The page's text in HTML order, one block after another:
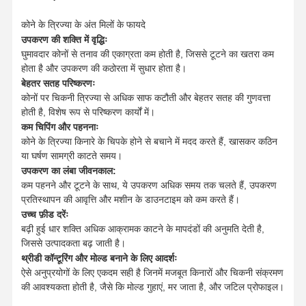
घर उत्पादों हमारे बारे में फ़ैक्टरी टूर
कोने के त्रिज्या के अंत मिलों के फायदे
उपकरण की शक्ति में वृद्धिः
घुमावदार कोनों से तनाव की एकाग्रता कम होती है, जिससे टूटने का खतरा कम
होता है और उपकरण की कठोरता में सुधार होता है।
बेहतर सतह परिष्करणः
कोनों पर चिकनी त्रिज्या से अधिक साफ कटौती और बेहतर सतह की गुणवत्ता
होती है, विशेष रूप से परिष्करण कार्यों में।
कम चिपिंग और पहननाः
कोने के त्रिज्या किनारे के चिपके होने से बचाने में मदद करते हैं, खासकर कठिन
या घर्षण सामग्री काटते समय।
उपकरण का लंबा जीवनकाल:
कम पहनने और टूटने के साथ, ये उपकरण अधिक समय तक चलते हैं, उपकरण
प्रतिस्थापन की आवृत्ति और मशीन के डाउनटाइम को कम करते हैं।
उच्च फ़ीड दरेंः
बढ़ी हुई धार शक्ति अधिक आक्रामक काटने के मापदंडों की अनुमति देती है,
जिससे उत्पादकता बढ़ जाती है।
थ्रीडी कॉन्टूरिंग और मोल्ड बनाने के लिए आदर्शः
ऐसे अनुप्रयोगों के लिए एकदम सही है जिनमें मजबूत किनारों और चिकनी संक्रमण
की आवश्यकता होती है, जैसे कि मोल्ड गुहाएं, मर जाता है, और जटिल प्रोफाइल।